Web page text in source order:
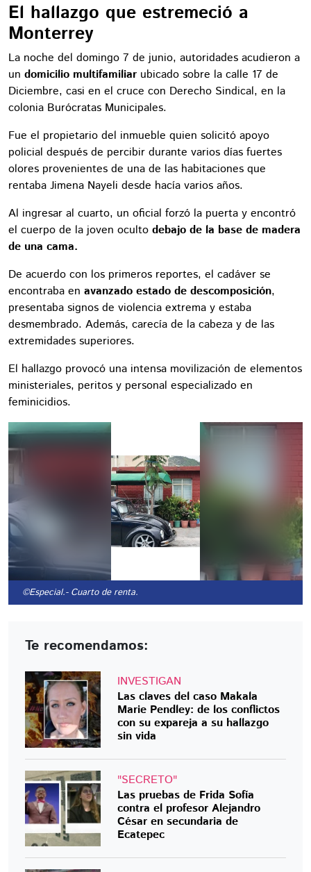
El hallazgo que estremeció a
Monterrey
La noche del domingo 7 de junio, autoridades acudieron a
un domicilio multifamiliar ubicado sobre la calle 17 de
Diciembre, casi en el cruce con Derecho Sindical, en la
colonia Burócratas Municipales.
Fue el propietario del inmueble quien solicitó apoyo
policial después de percibir durante varios días fuertes
olores provenientes de una de las habitaciones que
rentaba Jimena Nayeli desde hacía varios años.
Al ingresar al cuarto, un oficial forzó la puerta y encontró
el cuerpo de la joven oculto debajo de la base de madera
de una cama.
De acuerdo con los primeros reportes, el cadáver se
encontraba en avanzado estado de descomposición,
presentaba signos de violencia extrema y estaba
desmembrado. Además, carecía de la cabeza y de las
extremidades superiores.
El hallazgo provocó una intensa movilización de elementos
ministeriales, peritos y personal especializado en
feminicidios.
©Especial.- Cuarto de renta.
Te recomendamos:
INVESTIGAN
Las claves del caso Makala
Marie Pendley: de los conflictos
con su expareja a su hallazgo
sin vida
"SECRETO"
Las pruebas de Frida Sofía
contra el profesor Alejandro
César en secundaria de
Ecatepec